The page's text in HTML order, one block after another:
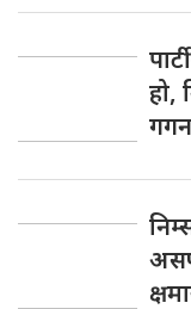
हो,